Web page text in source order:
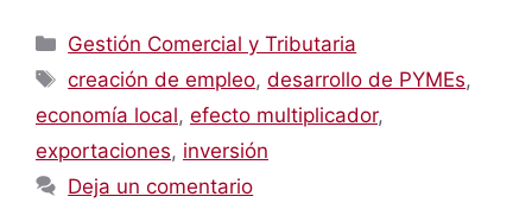
Categorías
Gestión Comercial y Tributaria
Etiquetas
creación de empleo,desarrollo de PYMEs,
economía local, efecto multiplicador,
exportaciones, inversión
Deja un comentario